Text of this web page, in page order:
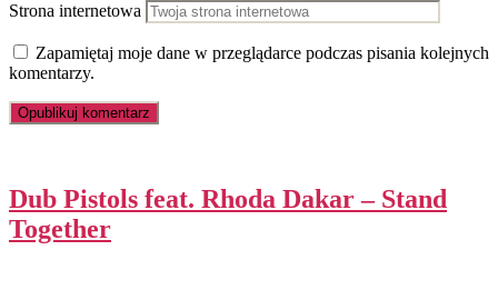
Strona internetowa
Zapamiętaj moje dane w przeglądarce podczas pisania kolejnych
komentarzy.
Dub Pistols feat. Rhoda Dakar – Stand
Together